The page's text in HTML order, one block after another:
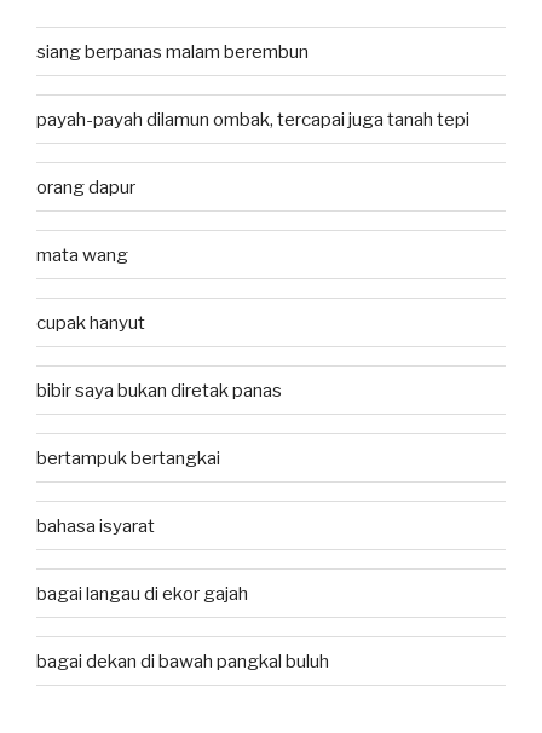
siang berpanas malam berembun
payah-payah dilamun ombak, tercapai juga tanah tepi
orang dapur
mata wang
cupak hanyut
bibir saya bukan diretak panas
bertampuk bertangkai
bahasa isyarat
bagai langau di ekor gajah
bagai dekan di bawah pangkal buluh